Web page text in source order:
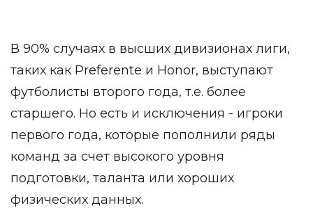
В 90% случаях в высших дивизионах лиги,
таких как Preferente и Honor, выступают
футболисты второго года, т.е. более
старшего. Но есть и исключения - игроки
первого года, которые пополнили ряды
команд за счет высокого уровня
подготовки, таланта или хороших
физических данных.